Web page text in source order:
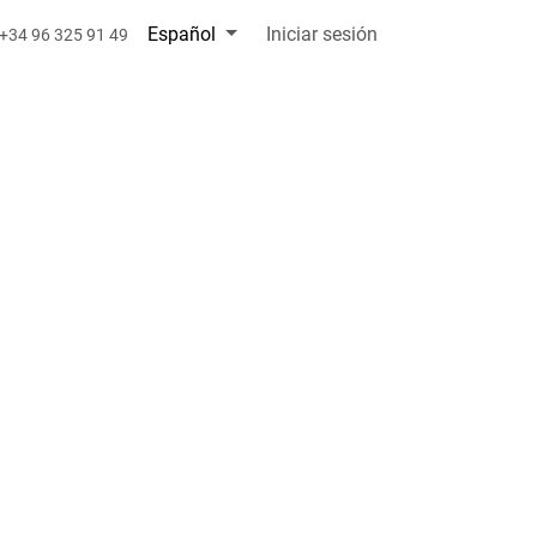
+34 96 325 91 49 Español Iniciar sesión